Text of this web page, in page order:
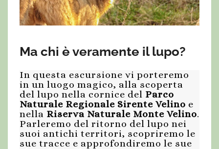
Ma chi è veramente il lupo?
In questa escursione vi porteremo
in un luogo magico, alla scoperta
del lupo nella cornice del Parco
Naturale Regionale Sirente Velino e
nella Riserva Naturale Monte Velino.
Parleremo del ritorno del lupo nei
suoi antichi territori, scopriremo le
sue tracce e approfondiremo le sue